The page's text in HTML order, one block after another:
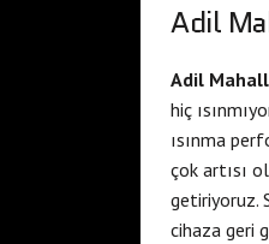
Adil
Adil
hiç
ısınma
çok artısı
getiriyoruz.
cihaza geri